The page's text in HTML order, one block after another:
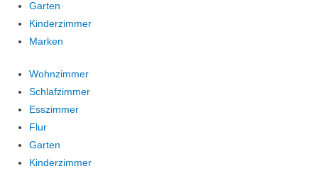
Garten
Kinderzimmer
Marken
Wohnzimmer
Schlafzimmer
Esszimmer
Flur
Garten
Kinderzimmer